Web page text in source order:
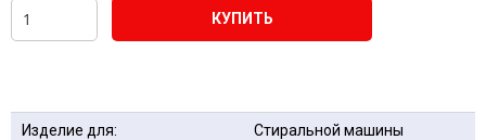
КУПИТЬ
Изделие для: Стиральной машины